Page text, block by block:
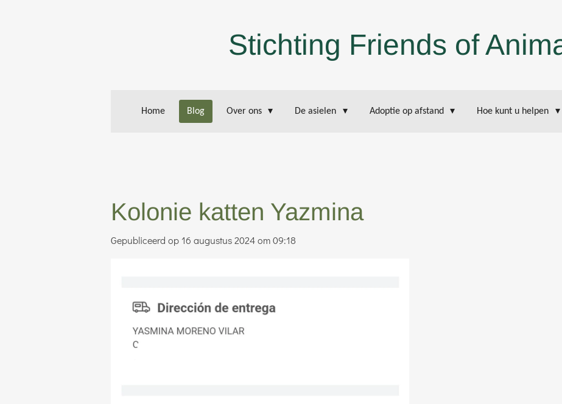
Stichting Friends of
Home Blog Over ons De asielen Adoptie op afstand Hoe kunt u helpen
Kolonie katten Yazmina
Gepubliceerd op 16 augustus 2024 om 09:18